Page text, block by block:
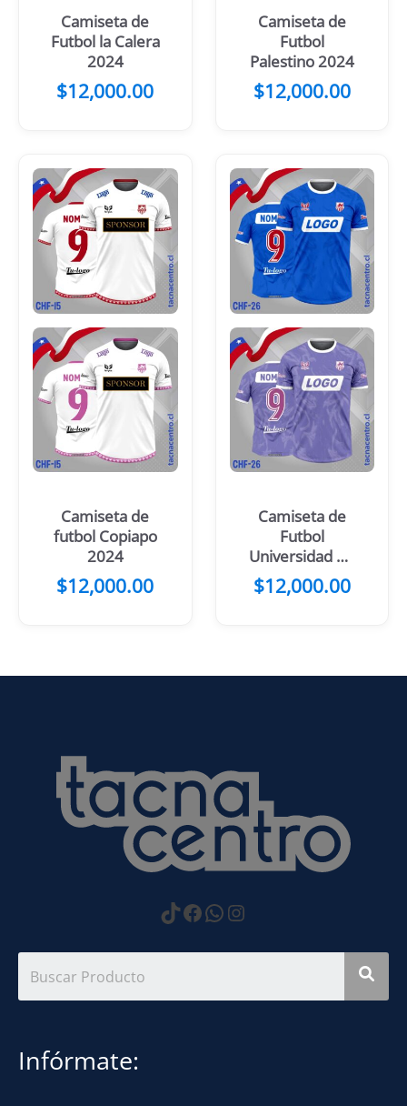
Camiseta de
Futbol la Calera
2024
$12,000.00
Camiseta de
Futbol
Palestino 2024
$12,000.00
Camiseta de
futbol Copiapo
2024
$12,000.00
Camiseta de
Futbol
Universidad de
Chile 2024
$12,000.00
https://
Facebook
WhatsApp
Instagram
Infórmate: